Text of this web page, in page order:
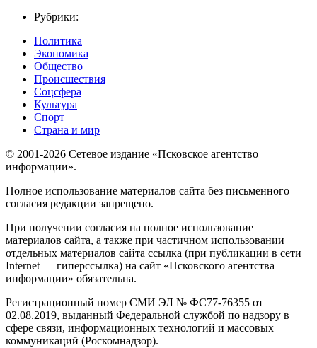
Рубрики:
Политика
Экономика
Общество
Происшествия
Соцсфера
Культура
Спорт
Страна и мир
© 2001-2026 Сетевое издание «Псковское агентство
информации».
Полное использование материалов сайта без письменного
согласия редакции запрещено.
При получении согласия на полное использование
материалов сайта, а также при частичном использовании
отдельных материалов сайта ссылка (при публикации в сети
Internet — гиперссылка) на сайт «Псковского агентства
информации» обязательна.
Регистрационный номер СМИ ЭЛ № ФС77-76355 от
02.08.2019, выданный Федеральной службой по надзору в
сфере связи, информационных технологий и массовых
коммуникаций (Роскомнадзор).